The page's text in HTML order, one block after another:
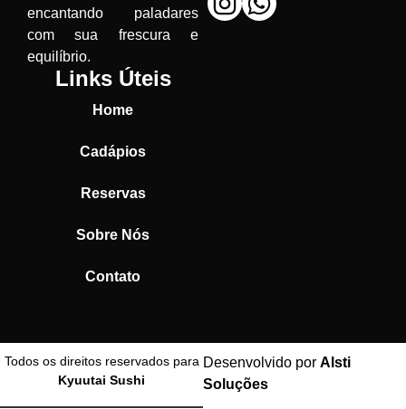
encantando paladares
com sua frescura e
equilíbrio.
Links Úteis
Home
Cadápios
Reservas
Sobre Nós
Contato
Todos os direitos reservados para
Kyuutai Sushi
Desenvolvido por Alsti
Soluções